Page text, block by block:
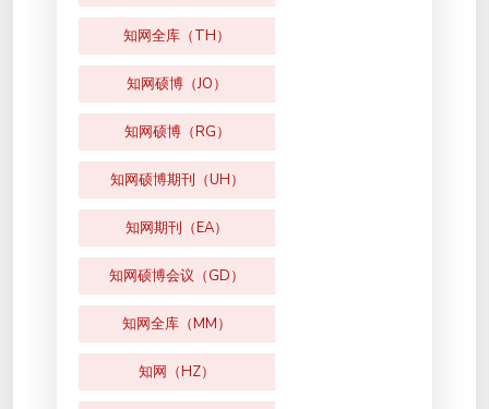
知网全库（TH）
知网硕博（JO）
知网硕博（RG）
知网硕博期刊（UH）
知网期刊（EA）
知网硕博会议（GD）
知网全库（MM）
知网（HZ）